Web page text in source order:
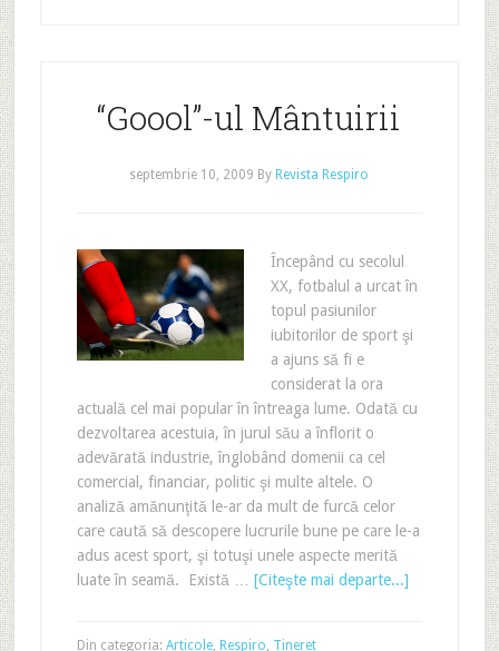
“Goool”-ul Mântuirii
septembrie 10, 2009 By Revista Respiro
Începând cu secolul
XX, fotbalul a urcat în
topul pasiunilor
iubitorilor de sport şi
a ajuns să fi e
considerat la ora
actuală cel mai popular în întreaga lume. Odată cu
dezvoltarea acestuia, în jurul său a înflorit o
adevărată industrie, înglobând domenii ca cel
comercial, financiar, politic şi multe altele. O
analiză amănunţită le-ar da mult de furcă celor
care caută să descopere lucrurile bune pe care le-a
adus acest sport, şi totuşi unele aspecte merită
luate în seamă. Există … [Citeşte mai departe...]
Din categoria: Articole, Respiro, Tineret